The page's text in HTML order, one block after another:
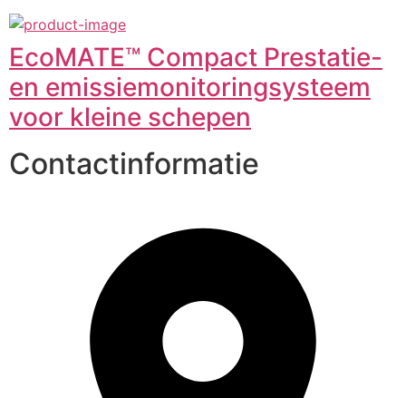
EcoMATE™ Compact Prestatie-
en emissiemonitoringsysteem
voor kleine schepen
Contactinformatie